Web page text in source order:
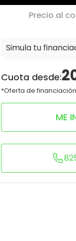
Precio al
Simula tu
Cuota desde:
*Oferta de
ME